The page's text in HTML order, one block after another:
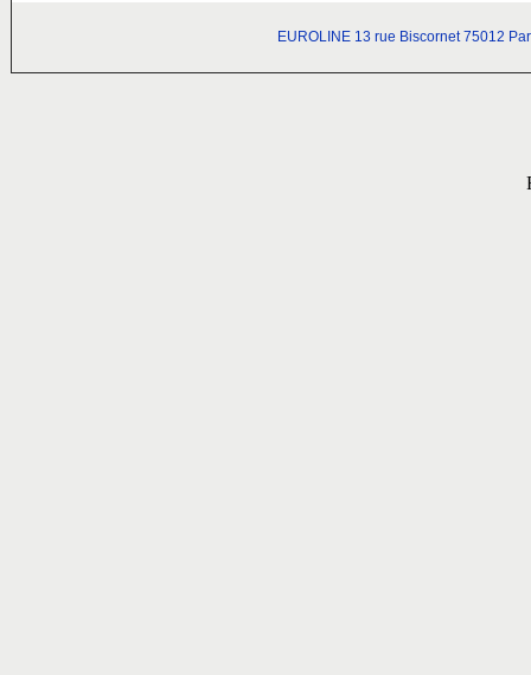
EUROLINE 13 rue Biscornet 75012